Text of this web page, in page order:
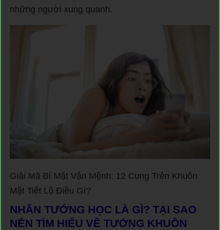
những người xung quanh.
Giải Mã Bí Mật Vận Mệnh: 12 Cung Trên Khuôn
Mặt Tiết Lộ Điều Gì?
NHÂN TƯỚNG HỌC LÀ GÌ? TẠI SAO
NÊN TÌM HIỂU VỀ TƯỚNG KHUÔN